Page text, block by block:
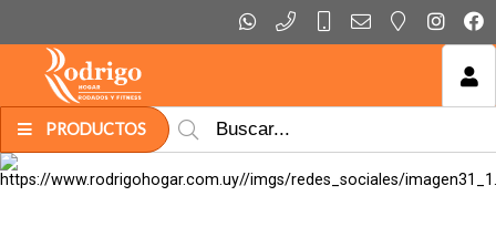
PRODUCTOS
MI COMPRA